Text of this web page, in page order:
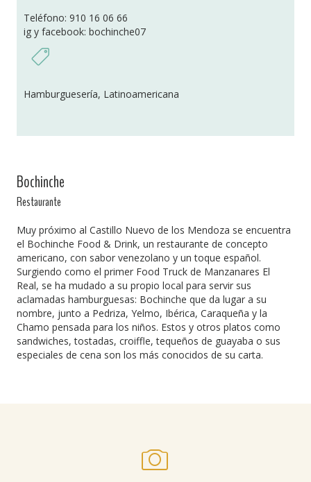
Teléfono: 910 16 06 66
ig y facebook: bochinche07
Hamburguesería, Latinoamericana
Bochinche
Restaurante
Muy próximo al Castillo Nuevo de los Mendoza se encuentra
el Bochinche Food & Drink, un restaurante de concepto
americano, con sabor venezolano y un toque español.
Surgiendo como el primer Food Truck de Manzanares El
Real, se ha mudado a su propio local para servir sus
aclamadas hamburguesas: Bochinche que da lugar a su
nombre, junto a Pedriza, Yelmo, Ibérica, Caraqueña y la
Chamo pensada para los niños. Estos y otros platos como
sandwiches, tostadas, croiffle, tequeños de guayaba o sus
especiales de cena son los más conocidos de su carta.